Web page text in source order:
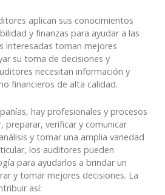
aplican sus conocimientos
y finanzas para ayudar a las
interesadas toman mejores
su toma de decisiones y
necesitan información y
financieros de alta calidad.
hay profesionales y procesos
preparar, verificar y comunicar
y tomar una amplia variedad
los auditores pueden
para ayudarlos a brindar un
y tomar mejores decisiones. La
así: